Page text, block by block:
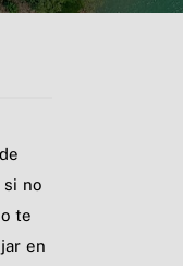
no
te
en